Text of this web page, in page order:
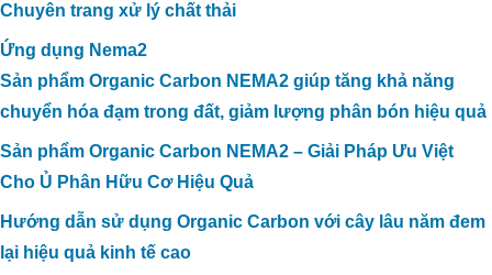
Chuyên trang xử lý chất thải
Ứng dụng Nema2
Sản phẩm Organic Carbon NEMA2 giúp tăng khả năng
chuyển hóa đạm trong đất, giảm lượng phân bón hiệu quả
Sản phẩm Organic Carbon NEMA2 – Giải Pháp Ưu Việt
Cho Ủ Phân Hữu Cơ Hiệu Quả
Hướng dẫn sử dụng Organic Carbon với cây lâu năm đem
lại hiệu quả kinh tế cao